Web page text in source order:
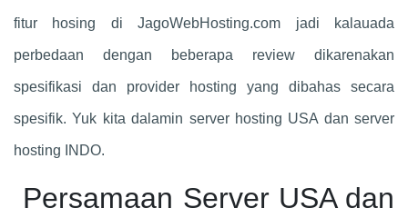
fitur hosing di JagoWebHosting.com jadi kalauada
perbedaan dengan beberapa review dikarenakan
spesifikasi dan provider hosting yang dibahas secara
spesifik. Yuk kita dalamin server hosting USA dan server
hosting INDO.
Persamaan Server USA dan